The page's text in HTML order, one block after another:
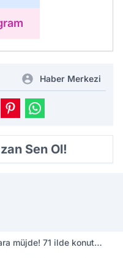
Haber Merkezi
Sen Ol!
müjde! 71 ilde konut